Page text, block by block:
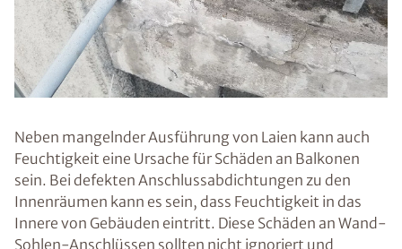
Neben mangelnder Ausführung von Laien kann auch
Feuchtigkeit eine Ursache für Schäden an Balkonen
sein. Bei defekten Anschlussabdichtungen zu den
Innenräumen kann es sein, dass Feuchtigkeit in das
Innere von Gebäuden eintritt. Diese Schäden an Wand-
Sohlen-Anschlüssen sollten nicht ignoriert und